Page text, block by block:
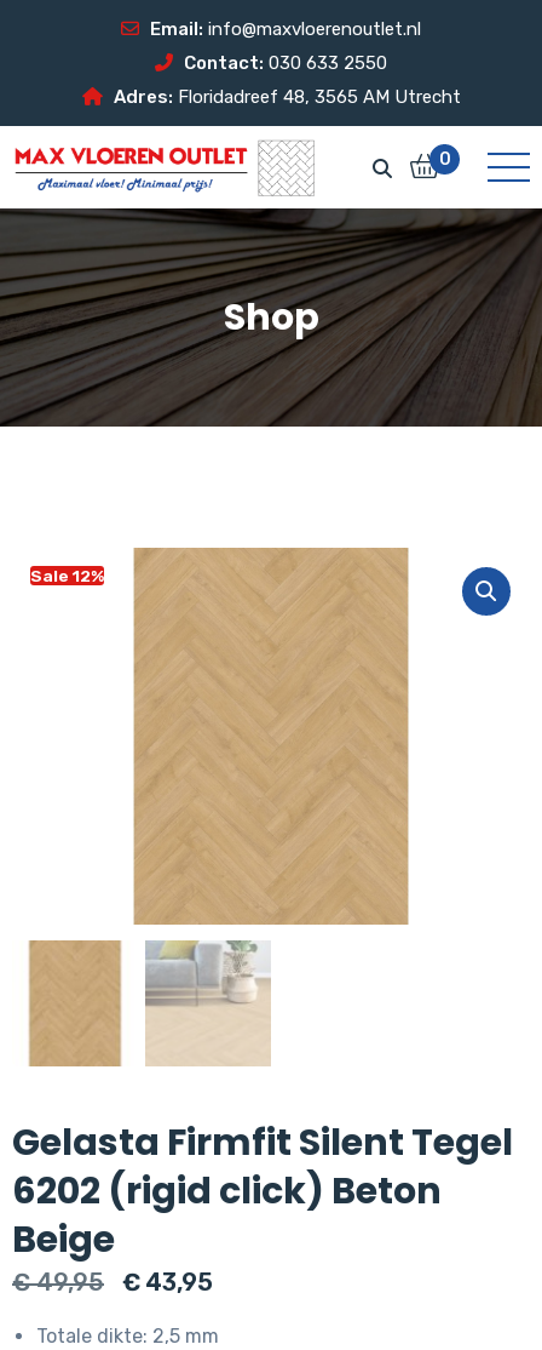
Email: info@maxvloerenoutlet.nl
Contact: 030 633 2550
Adres: Floridadreef 48, 3565 AM Utrecht
0
Shop
Sale 12%
Gelasta Firmfit Silent Tegel
6202 (rigid click) Beton
Beige
€49,95
Oorspronkelijke
€ 43,95
Totale dikte: 2,5 mm